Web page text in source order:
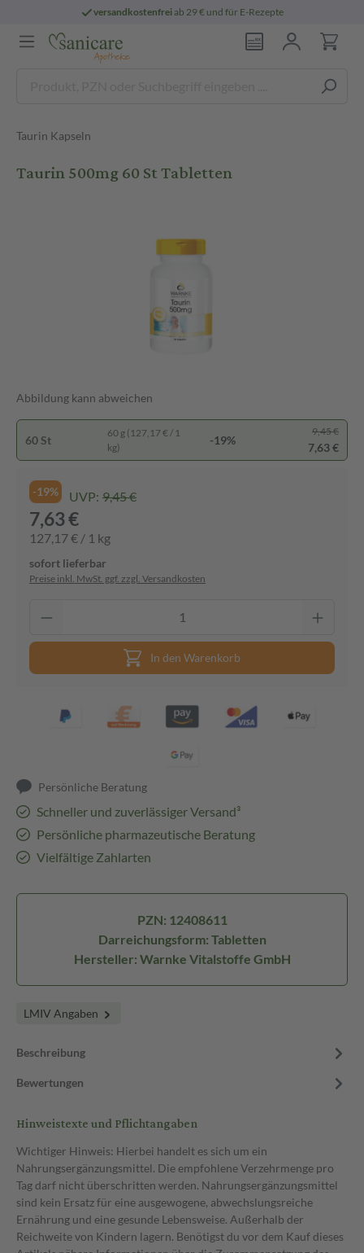
versandkostenfreiab 29 € und für E-Rezepte
Taurin Kapseln
Taurin 500mg 60 St Tabletten
Abbildung kann abweichen
60 St
60 g (127,17 € / 1
kg)
-19%
9,45 €
7,63 €
-19% UVP: 9,45 €
7,63 €
127,17 € / 1 kg
sofort lieferbar
Preise inkl. MwSt. ggf. zzgl. Versandkosten
In den Warenkorb
Persönliche Beratung
Schneller und zuverlässiger Versand³
Persönliche pharmazeutische Beratung
Vielfältige Zahlarten
PZN: 12408611
Darreichungsform: Tabletten
Hersteller: Warnke Vitalstoffe GmbH
LMIV Angaben
Beschreibung
Bewertungen
Hinweistexte und Pflichtangaben
Wichtiger Hinweis: Hierbei handelt es sich um ein
Nahrungsergänzungsmittel. Die empfohlene Verzehrmenge pro
Tag darf nicht überschritten werden. Nahrungsergänzungsmittel
sind kein Ersatz für eine ausgewogene, abwechslungsreiche
Ernährung und eine gesunde Lebensweise. Außerhalb der
Reichweite von Kindern lagern. Benötigst du vor dem Kauf dieses